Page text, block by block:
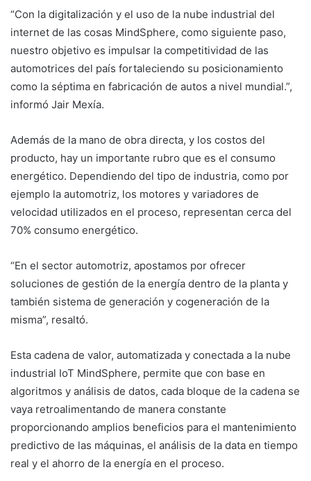
“Con la digitalización y el uso de la nube industrial del
internet de las cosas MindSphere, como siguiente paso,
nuestro objetivo es impulsar la competitividad de las
automotrices del país fortaleciendo su posicionamiento
como la séptima en fabricación de autos a nivel mundial.”,
informó Jair Mexía.
Además de la mano de obra directa, y los costos del
producto, hay un importante rubro que es el consumo
energético. Dependiendo del tipo de industria, como por
ejemplo la automotriz, los motores y variadores de
velocidad utilizados en el proceso, representan cerca del
70% consumo energético.
“En el sector automotriz, apostamos por ofrecer
soluciones de gestión de la energía dentro de la planta y
también sistema de generación y cogeneración de la
misma”, resaltó.
Esta cadena de valor, automatizada y conectada a la nube
industrial IoT MindSphere, permite que con base en
algoritmos y análisis de datos, cada bloque de la cadena se
vaya retroalimentando de manera constante
proporcionando amplios beneficios para el mantenimiento
predictivo de las máquinas, el análisis de la data en tiempo
real y el ahorro de la energía en el proceso.